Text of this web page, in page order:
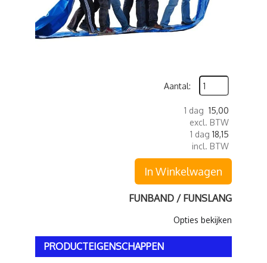
Aantal:
1 dag 15,00
excl. BTW
1 dag 18,15
incl. BTW
In Winkelwagen
FUNBAND / FUNSLANG
Opties bekijken
PRODUCTEIGENSCHAPPEN